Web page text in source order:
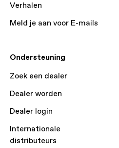
Verhalen
Meld je aan voor E-mails
Ondersteuning
Zoek een dealer
Dealer worden
Dealer login
Internationale
distributeurs